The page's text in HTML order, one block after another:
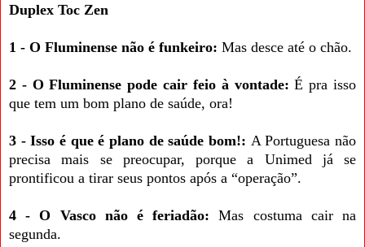
Duplex Toc Zen
1 - O Fluminense não é funkeiro: Mas desce até o chão.
2 - O Fluminense pode cair feio à vontade: É pra isso
que tem um bom plano de saúde, ora!
3 - Isso é que é plano de saúde bom!: A Portuguesa não
precisa mais se preocupar, porque a Unimed já se
prontificou a tirar seus pontos após a “operação”.
4 - O Vasco não é feriadão: Mas costuma cair na
segunda.